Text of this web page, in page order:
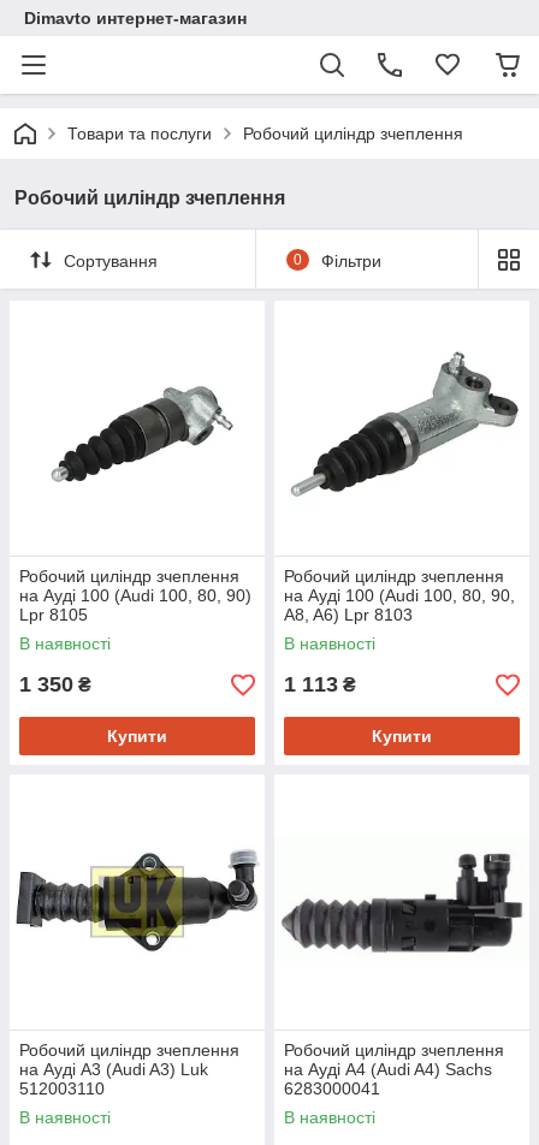
Dimavto интернет-магазин
Товари та послуги Робочий циліндр зчеплення
Робочий циліндр зчеплення
Сортування 0 Фільтри
Робочий циліндр зчеплення
на Ауді 100 (Audi 100, 80, 90)
Lpr 8105
В наявності
1 350 ₴
Купити
Робочий циліндр зчеплення
на Ауді 100 (Audi 100, 80, 90,
A8, A6) Lpr 8103
В наявності
1 113 ₴
Купити
Робочий циліндр зчеплення
на Ауді A3 (Audi A3) Luk
512003110
В наявності
Робочий циліндр зчеплення
на Ауді A4 (Audi A4) Sachs
6283000041
В наявності